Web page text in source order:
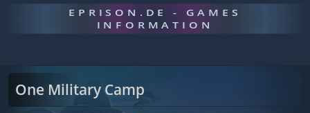
EPRISON.DE - GAMES
INFORMATION
One Military Camp